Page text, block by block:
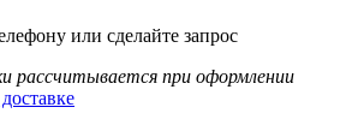
или сделайте запрос
рассчитывается при оформлении